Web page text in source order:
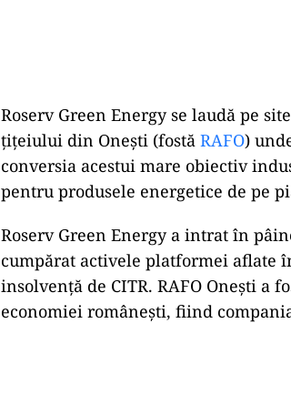
Roserv Green Energy se laudă pe
țițeiului din Onești (fostă RAFO)
conversia acestui mare obiectiv
pentru produsele energetice de pe
Roserv Green Energy a intrat în
cumpărat activele platformei aflate
insolvență de CITR. RAFO Onești a
economiei românești, fiind